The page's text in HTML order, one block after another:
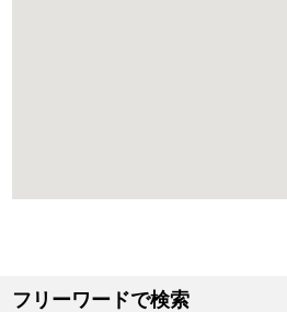
フリーワードで検索